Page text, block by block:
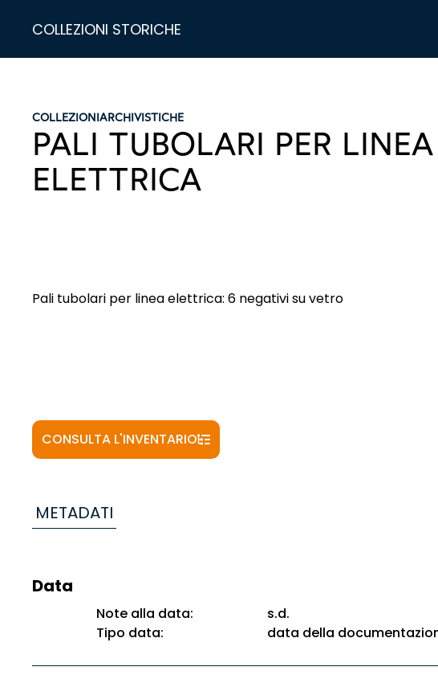
COLLEZIONI STORICHE
COLLEZIONIARCHIVISTICHE
PALI TUBOLARI PER LINEA
ELETTRICA
Pali tubolari per linea elettrica: 6 negativi su vetro
CONSULTA L'INVENTARIO
METADATI
Data
Note alla data:
s.d.
Tipo data:
data della